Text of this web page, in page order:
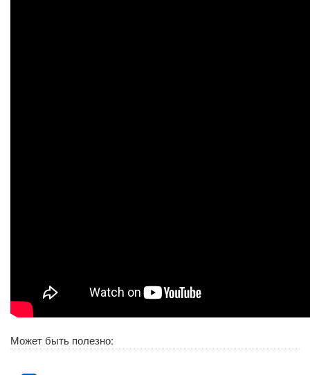
Может быть полезно: